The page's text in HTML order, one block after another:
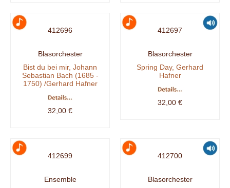
412696
Blasorchester
Bist du bei mir, Johann
Sebastian Bach (1685 -
1750) /Gerhard Hafner
32,00 €
412697
Blasorchester
Spring Day, Gerhard
Hafner
32,00 €
412699
Ensemble
412700
Blasorchester